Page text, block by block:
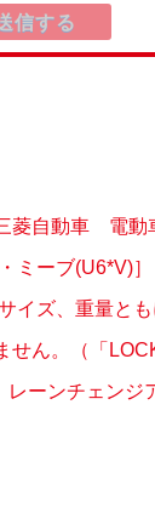
菱自動車 電動
ミーブ(U6*V)］
イズ、重量と
せん。（「
ーンチェンジ